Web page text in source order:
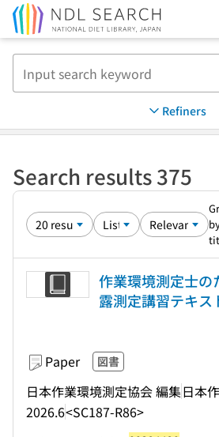
Refiners
Search results 375
作業環境測定士の
露測定講習テキス
Paper 図書
日本作業環境測定協会 編集日本
2026.6<SC187-R86>